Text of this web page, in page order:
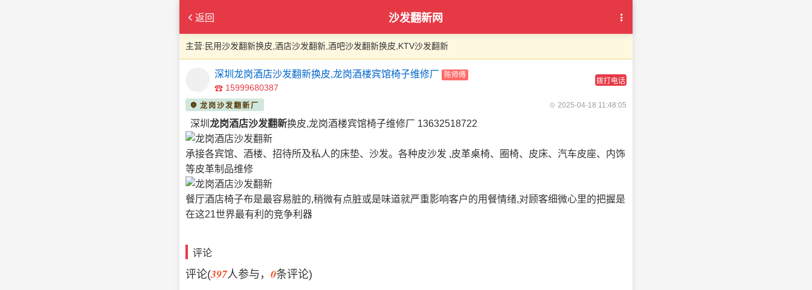
返回 沙发翻新网
主营:民用沙发翻新换皮,酒店沙发翻新,酒吧沙发翻新换皮,KTV沙发翻新
深圳龙岗酒店沙发翻新换皮,龙岗酒楼宾馆椅子维修厂 陈师傅
15999680387
拨打电话
龙岗沙发翻新厂 2025-04-18 11:48:05
深圳 龙岗酒店沙发翻新换皮,龙岗酒楼宾馆椅子维修厂 13632518722
承接各宾馆、酒楼、招待所及私人的床垫、沙发。各种皮沙发 ,皮革桌椅、圈椅、皮床、汽车皮座、内饰
等皮革制品维修
餐厅酒店椅子布是最容易脏的,稍微有点脏或是味道就严重影响客户的用餐情绪,对顾客细微心里的把握是
在这21世界最有利的竞争利器
评论
评论(397人参与， 0条评论)